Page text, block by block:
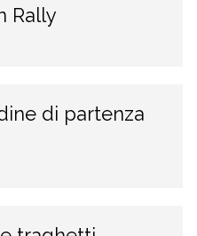
Rally
di partenza